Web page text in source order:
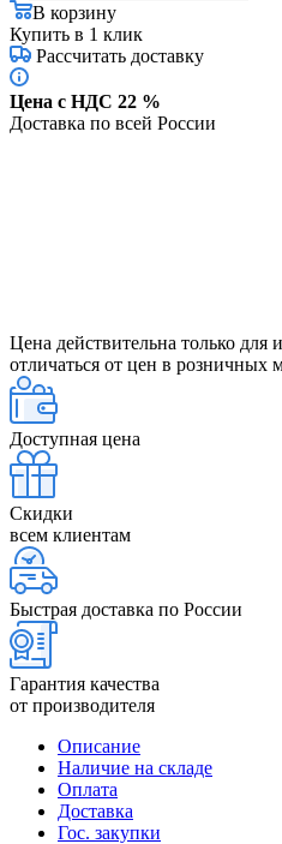
В корзину
Купить в 1 клик
Рассчитать доставку
Цена с НДС 22 %
Доставка по всей России
Цена действительна только для
отличаться от цен в розничных
Доступная цена
Скидки
всем клиентам
Быстрая доставка по России
Гарантия качества
от производителя
Описание
Наличие на складе
Оплата
Доставка
Гос. закупки